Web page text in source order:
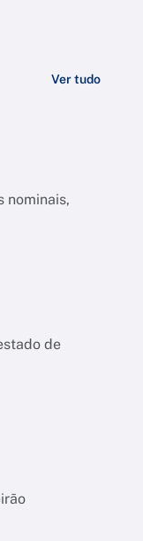
Ver tudo
nominais,
de